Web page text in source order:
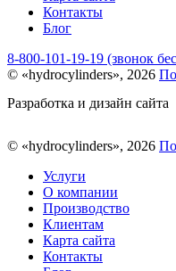
Контакты
Блог
8-800-101-19-19 (звонок
© «hydrocylinders», 2026
Разработка и дизайн сайта
© «hydrocylinders», 2026
Услуги
О компании
Производство
Клиентам
Карта сайта
Контакты